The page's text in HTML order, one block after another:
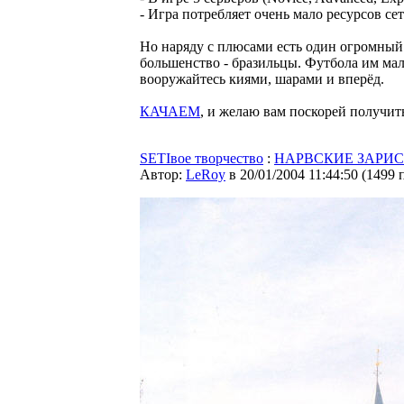
- Игра потребляет очень мало ресурсов
Но наряду с плюсами есть один
большенство - бразильцы. Футбола им
вооружайтесь киями, шарами и вперёд.
КАЧАЕМ, и желаю вам поскорей
SETIвое творчество : НАРВСКИЕ
Автор: LeRoy в 20/01/2004 11:44:50 (1499